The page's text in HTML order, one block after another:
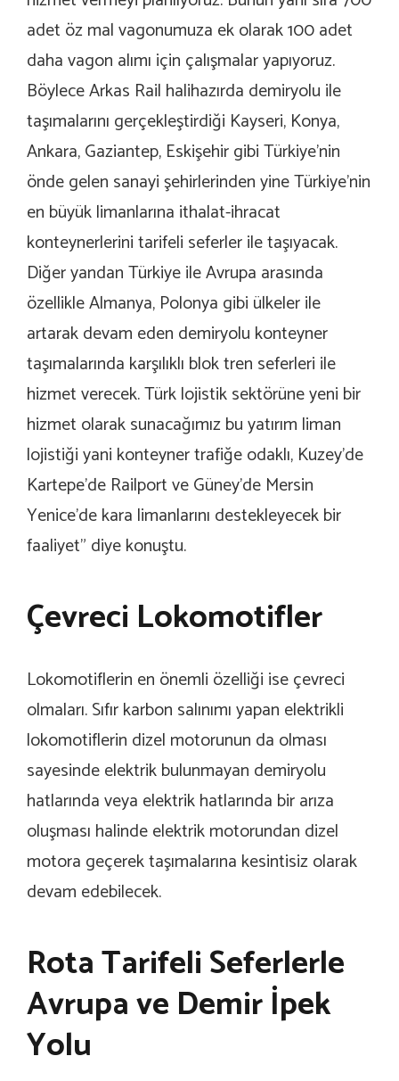
adet öz mal vagonumuza ek olarak 100 adet
daha vagon alımı için çalışmalar yapıyoruz.
Böylece Arkas Rail halihazırda demiryolu ile
taşımalarını gerçekleştirdiği Kayseri, Konya,
Ankara, Gaziantep, Eskişehir gibi Türkiye’nin
önde gelen sanayi şehirlerinden yine Türkiye’nin
en büyük limanlarına ithalat-ihracat
konteynerlerini tarifeli seferler ile taşıyacak.
Diğer yandan Türkiye ile Avrupa arasında
özellikle Almanya, Polonya gibi ülkeler ile
artarak devam eden demiryolu konteyner
taşımalarında karşılıklı blok tren seferleri ile
hizmet verecek. Türk lojistik sektörüne yeni bir
hizmet olarak sunacağımız bu yatırım liman
lojistiği yani konteyner trafiğe odaklı, Kuzey’de
Kartepe’de Railport ve Güney’de Mersin
Yenice’de kara limanlarını destekleyecek bir
faaliyet” diye konuştu.
Çevreci Lokomotifler
Lokomotiflerin en önemli özelliği ise çevreci
olmaları. Sıfır karbon salınımı yapan elektrikli
lokomotiflerin dizel motorunun da olması
sayesinde elektrik bulunmayan demiryolu
hatlarında veya elektrik hatlarında bir arıza
oluşması halinde elektrik motorundan dizel
motora geçerek taşımalarına kesintisiz olarak
devam edebilecek.
Rota Tarifeli Seferlerle
Avrupa ve Demir İpek
Yolu